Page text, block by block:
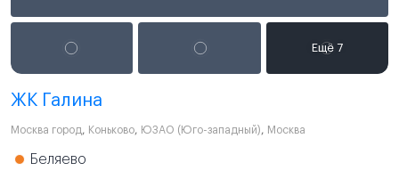
ЖК Галина
Москва город, Коньково, ЮЗАО (Юго-западный), Москва
Беляево